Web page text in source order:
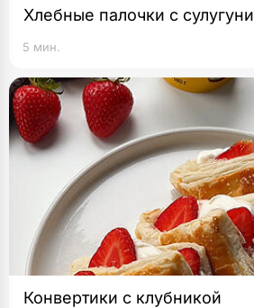
Хлебные палочки с сулугуни
5 мин.
Конвертики с клубникой